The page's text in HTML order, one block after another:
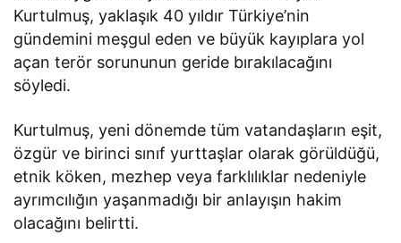
Kurtulmuş, yaklaşık 40 yıldır Türkiye’nin
gündemini meşgul eden ve büyük kayıplara yol
açan terör sorununun geride bırakılacağını
söyledi.
Kurtulmuş, yeni dönemde tüm vatandaşların eşit,
özgür ve birinci sınıf yurttaşlar olarak görüldüğü,
etnik köken, mezhep veya farklılıklar nedeniyle
ayrımcılığın yaşanmadığı bir anlayışın hakim
olacağını belirtti.